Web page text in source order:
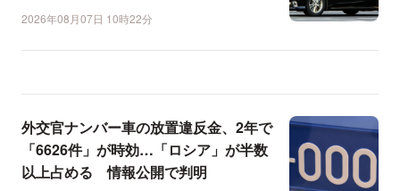
2026年08月07日 10時22分
外交官ナンバー車の放置違反金、2年で
「6626件」が時効…「ロシア」が半数
以上占める 情報公開で判明